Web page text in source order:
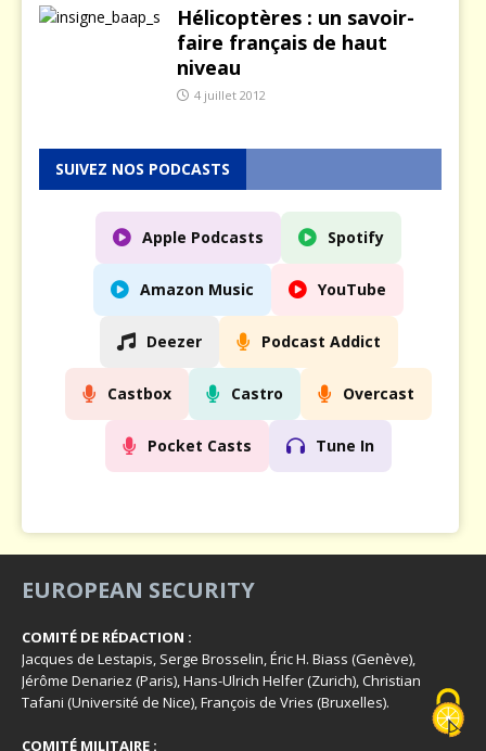
Hélicoptères : un savoir-
faire français de haut
niveau
4 juillet 2012
SUIVEZ NOS PODCASTS
Apple Podcasts Spotify
Amazon Music YouTube
Deezer Podcast Addict
Castbox Castro Overcast
Pocket Casts Tune In
EUROPEAN SECURITY
COMITÉ DE RÉDACTION :
Jacques de Lestapis, Serge Brosselin, Éric H. Biass (Genève),
Jérôme Denariez (Paris), Hans-Ulrich Helfer (Zurich), Christian
Tafani (Université de Nice), François de Vries (Bruxelles).
COMITÉ MILITAIRE :